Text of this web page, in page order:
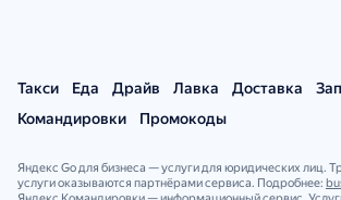
Такси Еда Драйв Лавка Доставка
Командировки
Промокоды
Яндекс Go для бизнеса — услуги для юридических лиц.
услуги оказываются партнёрами сервиса. Подробнее: